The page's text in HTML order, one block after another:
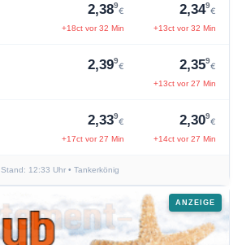
2,389
€
+18ct vor 32 Min
2,349
€
+13ct vor 32 Min
2,399
€ 2,359
€
+13ct vor 27 Min
2,339
€
+17ct vor 27 Min
2,309
€
+14ct vor 27 Min
Stand: 12:33 Uhr • Tankerkönig